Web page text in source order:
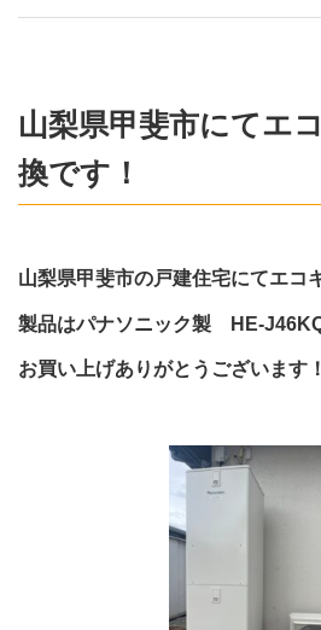
山梨県甲斐市にてエ
換です！
山梨県甲斐市の戸建住宅にてエコ
製品はパナソニック製 HE-
お買い上げありがとうございます！